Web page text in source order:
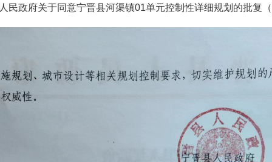
民政府关于同意宁晋县河渠镇01单元控制性详细规划的批复